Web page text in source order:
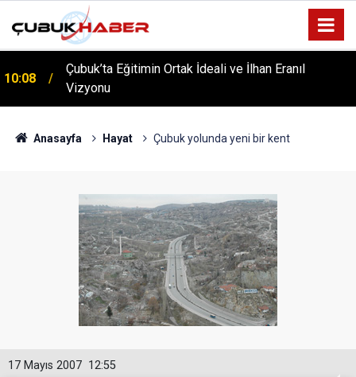
10:08
Çubuk’ta Eğitimin Ortak İdeali ve İlhan Eranıl
Vizyonu
12:06
ÇUBUK’TA ‘YAZA MERHABA’ COŞKUSU: Kursiyerler
Gönüllerince Eğlendi!
Anasayfa Hayat Çubuk yolunda yeni bir kent
12:55
17 Mayıs 2007